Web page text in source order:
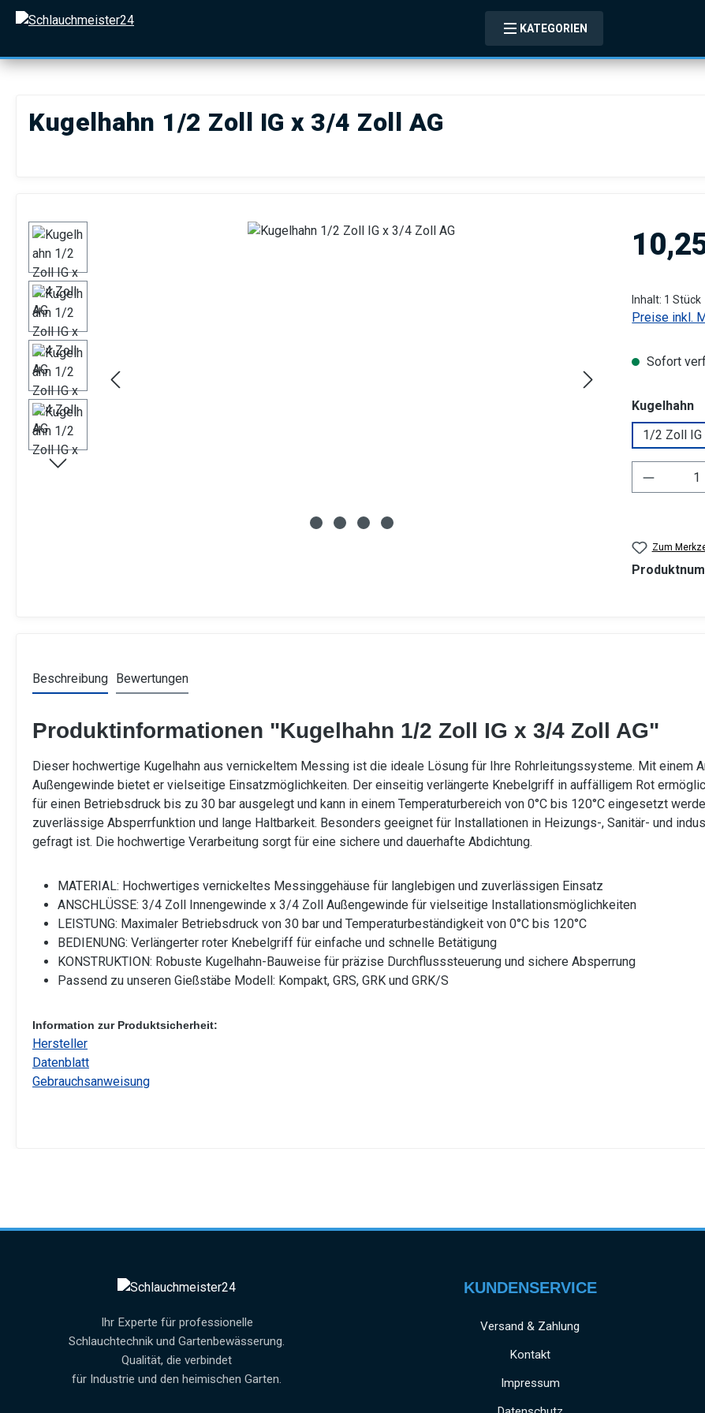
Hauptinhalt springen
Zur Suche springen
Zur Hauptnavigation springen
KATEGORIEN
Kugelhahn 1/2 Zoll IG x 3/4 Zoll AG
Bildergalerie überspringen Regulärer
Inhalt: 1 Stück
Preise inkl.
Sofort
Kugelhahn
1/2 Zoll
Zum
Beschreibung Bewertungen
Produktinformationen "Kugelhahn 1/2 Zoll IG x 3/4 Zoll AG"
Dieser hochwertige Kugelhahn aus vernickeltem Messing ist die ideale Lösung für Ihre Rohrleitungssysteme. Mit einem
Außengewinde bietet er vielseitige Einsatzmöglichkeiten. Der einseitig verlängerte Knebelgriff in auffälligem Rot
für einen Betriebsdruck bis zu 30 bar ausgelegt und kann in einem Temperaturbereich von 0°C bis 120°C eingesetzt
zuverlässige Absperrfunktion und lange Haltbarkeit. Besonders geeignet für Installationen in Heizungs-, Sanitär- und
gefragt ist. Die hochwertige Verarbeitung sorgt für eine sichere und dauerhafte Abdichtung.
MATERIAL: Hochwertiges vernickeltes Messinggehäuse für langlebigen und zuverlässigen Einsatz
ANSCHLÜSSE: 3/4 Zoll Innengewinde x 3/4 Zoll Außengewinde für vielseitige Installationsmöglichkeiten
LEISTUNG: Maximaler Betriebsdruck von 30 bar und Temperaturbeständigkeit von 0°C bis 120°C
BEDIENUNG: Verlängerter roter Knebelgriff für einfache und schnelle Betätigung
KONSTRUKTION: Robuste Kugelhahn-Bauweise für präzise Durchflusssteuerung und sichere Absperrung
Passend zu unseren Gießstäbe Modell: Kompakt, GRS, GRK und GRK/S
Information zur Produktsicherheit:
Hersteller
Datenblatt
Gebrauchsanweisung
Ihr Experte für professionelle
Schlauchtechnik und Gartenbewässerung.
Qualität, die verbindet
für Industrie und den heimischen Garten.
KUNDENSERVICE
Versand & Zahlung
Kontakt
Impressum